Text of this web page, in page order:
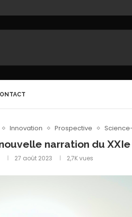
Innovation Prospective
narration du
27 août 2023 2,7Kvues